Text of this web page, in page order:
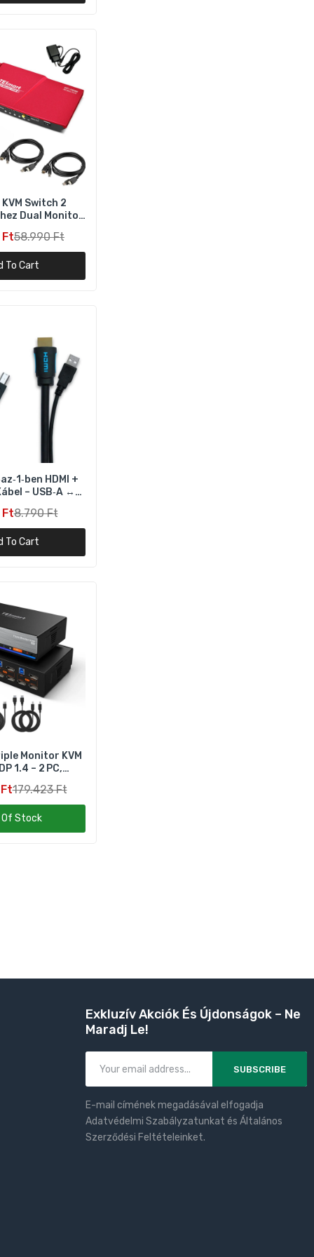
Hz
Switch 2
Dual Monitor
58.990 Ft
To Cart
HDMI +
– USB‑A ↔
Ft8.790 Ft
To Cart
Monitor KVM
1.4 – 2 PC,
& FreeSync
179.423 Ft
Stock
Exkluzív Akciók És Újdonságok – Ne
Maradj Le!
SUBSCRIBE
E-mail címének megadásával elfogadja
Adatvédelmi Szabályzatunkat és Általános
Szerződési Feltételeinket.